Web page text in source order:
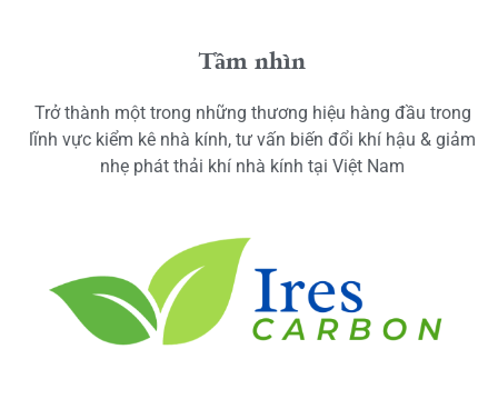
Tầm nhìn
Trở thành một trong những thương hiệu hàng đầu trong
lĩnh vực kiểm kê nhà kính, tư vấn biến đổi khí hậu & giảm
nhẹ phát thải khí nhà kính tại Việt Nam